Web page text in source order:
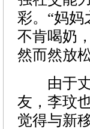
彩。“妈
不肯喝奶
然而然放
由于丈
友，李玟
觉得与新